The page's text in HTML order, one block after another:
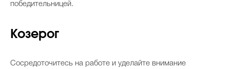
победительницей.
Козерог
Сосредоточитесь на работе и уделайте внимание